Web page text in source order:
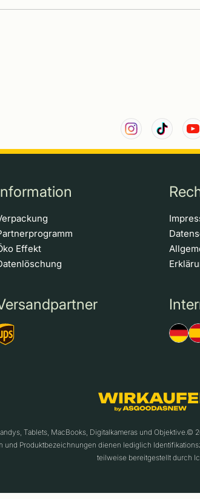
Effekt
Tablets, MacBooks, Digitalkameras und
und Produktbezeichnungen dienen lediglich
teilweise bereitgestellt durch